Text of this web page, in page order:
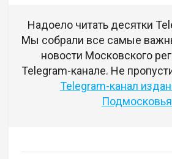
Надоело читать десятки
Мы собрали все самые
новости Московского
Telegram-канале. Не
Telegram-канал